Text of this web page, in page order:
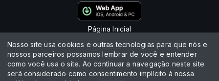
Página Inicial
Vídeos
Notícias
Nosso site usa cookies e outras tecnologias para que nós e
nossos parceiros possamos lembrar de você e entender
como você usa o site. Ao continuar a navegação neste site
será considerado como consentimento implícito à nossa